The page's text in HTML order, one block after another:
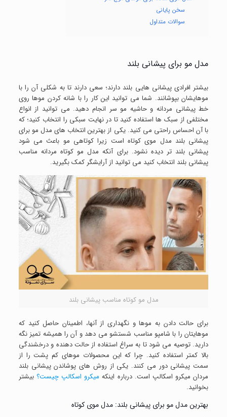
سخن پایانی
سوالات متداول
مدل مو برای پیشانی بلند
بیشتر افرادی پیشانی هایی بلند دارند؛ سعی دارند تا به شکلی آن را با
موهایشان بپوشانند. شما می توانید این کار را با شانه کردن موها روی
خط پیشانی مردانه و حاشیه مو سر انجام دهید. می توانید از انواع
مختلفی از سبک ها استفاده کنید تا در نهایت سبکی را انتخاب کنید؛ که
با آن احساس راحتی می کنید. یکی از بهترین انتخاب های مدل مو برای
پیشانی بلند مدل موی کوتاه است زیرا کوتاهی مو باعث می شود
پیشانی بلند تر دیده نشود. برای آنکه مدل مو کوتاه مردانه مناسب
پیشانی بلند انتخاب کنید می توانید از آرایشگر کمک بگیرید.
مدل مو کوتاه مناسب پیشانی بلند
برای حالت دادن به موها و نگهداری از آنها، اطمینان حاصل کنید که
موهایتان را با شامپو مناسب شستشو می دهد و آن را همیشه تمیز نگه
دارید. توصیه می شود تا به سراغ استفاده از حالت دهنده و درخشندگی
بالا کمتر استفاده کنید. چرا که این محصولات موهای کم پشت را از
سمت پیشانی دور می کنند. یکی از روش های پوشاندن پیشانی بلند
مردان میکرو اسکالپ است. درباره اینکه میکرو اسکالپ چیست؟ بیشتر
بخوانید.
بهترین مدل مو برای پیشانی بلند: مدل موی کوتاه